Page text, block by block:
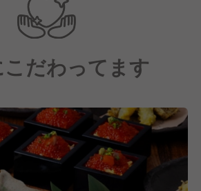
く、自由に、やりがいを感じて働
心がけています。
し、"しあわせ"を追求すること
く一緒に働く仲間にも、そしてお
"が広がっていくと考えています。
だわってます